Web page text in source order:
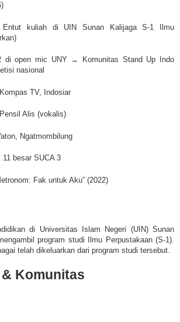
Entut kuliah di UIN Sunan KalijagaS-1 Ilmu
di open mic UNY → Komunitas Stand Up Indo
nasional
TV, Indosiar
Alis (vokalis)
Ngatmombilung
11 besar SUCA 3
Fak untuk Aku” (2022)
di Universitas Islam Negeri (UIN) Sunan
program studi Ilmu Perpustakaan (S-1).
telah dikeluarkan dari program studi tersebut.
Komunitas